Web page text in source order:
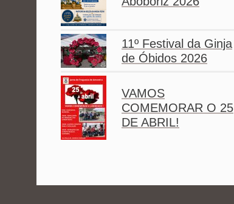
11º Festival da Ginja
de Óbidos 2026
VAMOS
COMEMORAR O 25
DE ABRIL!